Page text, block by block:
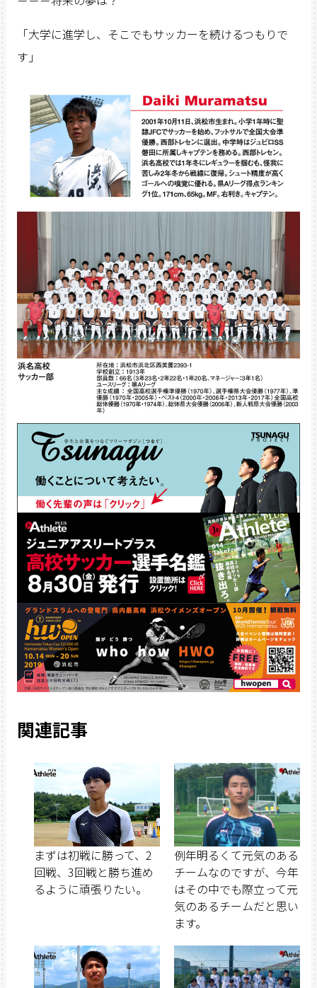
「大学に進学し、そこでもサッカーを続けるつもりで
す」
関連記事
まずは初戦に勝って、2
回戦、3回戦と勝ち進め
るように頑張りたい。
例年明るくて元気のある
チームなのですが、今年
はその中でも際立って元
気のあるチームだと思い
ます。